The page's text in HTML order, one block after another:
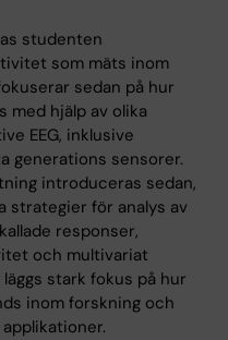
studenten
som mäts inom
sedan på hur
med hjälp av olika
EEG, inklusive
generations sensorer.
introduceras sedan,
strategier för analys av
responser,
och multivariat
stark fokus på hur
inom forskning och